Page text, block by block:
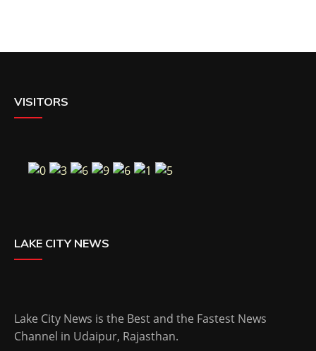
VISITORS
LAKE CITY NEWS
Lake City News is the Best and the Fastest News
Channel in Udaipur, Rajasthan.